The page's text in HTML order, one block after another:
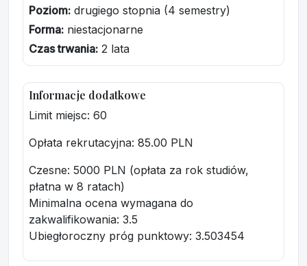
Poziom: drugiego stopnia (4 semestry)
Forma: niestacjonarne
Czas trwania: 2 lata
Informacje dodatkowe
Limit miejsc: 60
Opłata rekrutacyjna: 85.00 PLN
Czesne: 5000 PLN (opłata za rok studiów,
płatna w 8 ratach)
Minimalna ocena wymagana do
zakwalifikowania: 3.5
Ubiegłoroczny próg punktowy: 3.503454